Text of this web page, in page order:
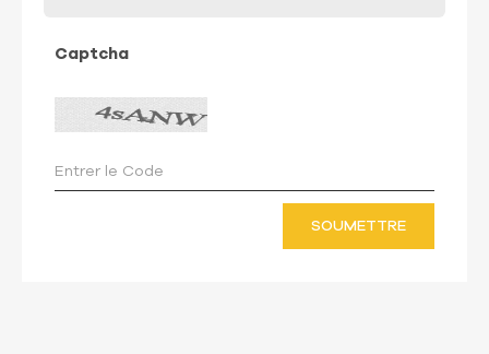
Captcha
SOUMETTRE